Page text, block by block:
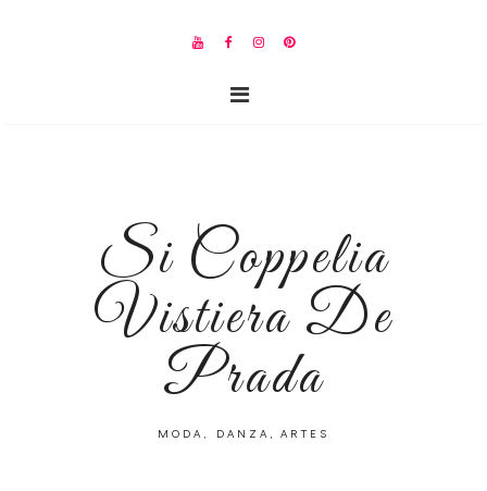
Si Coppelia
Vistiera De
Prada
MODA, DANZA, ARTES